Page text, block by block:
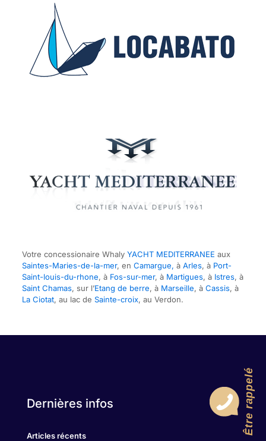
Votre concessionaire Whaly YACHT MEDITERRANEE aux
Saintes-Maries-de-la-mer, en Camargue, à Arles, à Port-
Saint-louis-du-rhone, à Fos-sur-mer, à Martigues, à Istres, à
Saint Chamas, sur l’Etang de berre, à Marseille, à Cassis, à
La Ciotat, au lac de Sainte-croix, au Verdon.
Dernières infos
Articles récents Être rappelé